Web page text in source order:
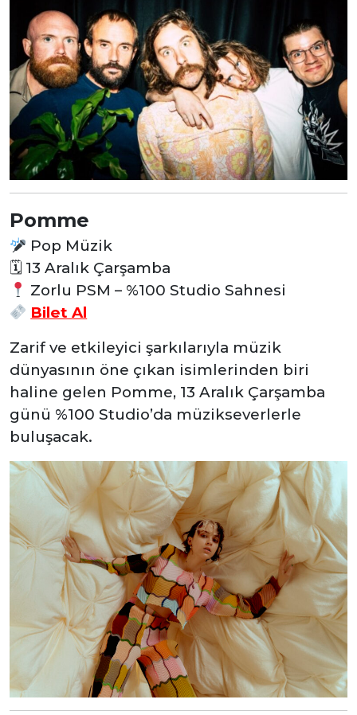
Pomme
Pop Müzik
🗓 13 Aralık Çarşamba
Zorlu PSM – %100 Studio Sahnesi
Bilet Al
Zarif ve etkileyici şarkılarıyla müzik
dünyasının öne çıkan isimlerinden biri
haline gelen Pomme, 13 Aralık Çarşamba
günü %100 Studio’da müzikseverlerle
buluşacak.